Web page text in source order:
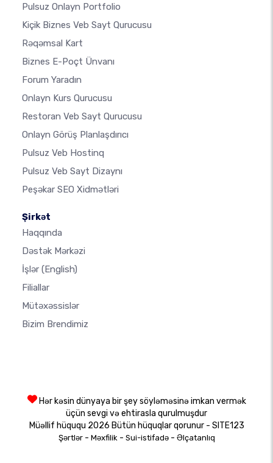
Pulsuz Onlayn Portfolio
Kiçik Biznes Veb Sayt Qurucusu
Rəqəmsal Kart
Biznes E-Poçt Ünvanı
Forum Yaradın
Onlayn Kurs Qurucusu
Restoran Veb Sayt Qurucusu
Onlayn Görüş Planlaşdırıcı
Pulsuz Veb Hostinq
Pulsuz Veb Sayt Dizaynı
Peşəkar SEO Xidmətləri
Şirkət
Haqqında
Dəstək Mərkəzi
İşlər (English)
Filiallar
Mütəxəssislər
Bizim Brendimiz
Hər kəsin dünyaya bir şey söyləməsinə imkan vermək
üçün sevgi və ehtirasla qurulmuşdur
Müəllif hüququ 2026 Bütün hüquqlar qorunur - SITE123
Şərtlər- Məxfilik- Sui-istifadə- Əlçatanlıq